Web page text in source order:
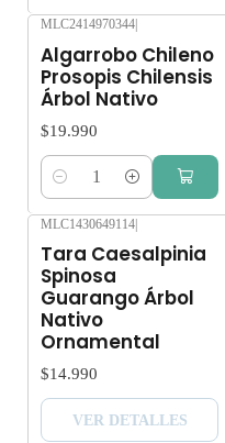
MLC2414970344
Algarrobo Chileno
Prosopis Chilensis
Árbol Nativo
$19.990
Cantidad
MLC1430649114|
Tara Caesalpinia
Spinosa
Guarango Árbol
Nativo
Ornamental
$14.990
VER DETALLES